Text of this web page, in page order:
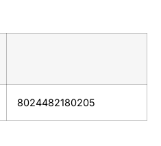
8024482180205